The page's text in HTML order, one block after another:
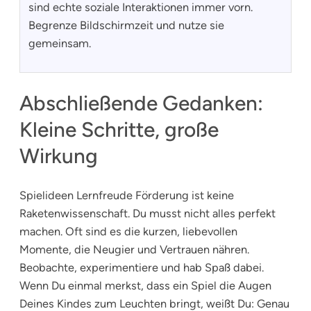
sind echte soziale Interaktionen immer vorn.
Begrenze Bildschirmzeit und nutze sie
gemeinsam.
Abschließende Gedanken:
Kleine Schritte, große
Wirkung
Spielideen Lernfreude Förderung ist keine
Raketenwissenschaft. Du musst nicht alles perfekt
machen. Oft sind es die kurzen, liebevollen
Momente, die Neugier und Vertrauen nähren.
Beobachte, experimentiere und hab Spaß dabei.
Wenn Du einmal merkst, dass ein Spiel die Augen
Deines Kindes zum Leuchten bringt, weißt Du: Genau